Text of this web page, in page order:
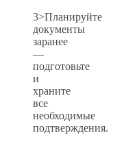
3>Планируйте
документы
заранее
—
подготовьте
и
храните
все
необходимые
подтверждения.